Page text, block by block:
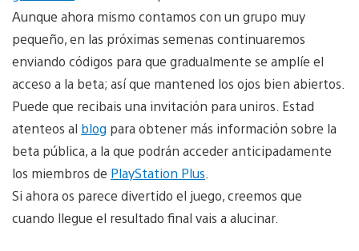
Aunque ahora mismo contamos con un grupo muy
pequeño, en las próximas semenas continuaremos
enviando códigos para que gradualmente se amplíe el
acceso a la beta; así que mantened los ojos bien abiertos.
Puede que recibais una invitación para uniros. Estad
atenteos al blog para obtener más información sobre la
beta pública, a la que podrán acceder anticipadamente
los miembros de PlayStation Plus
Si ahora os parece divertido el juego, creemos que
cuando llegue el resultado final vais a alucinar.